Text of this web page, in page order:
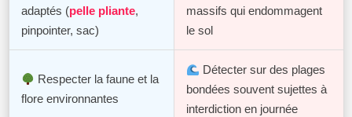
adaptés (pelle pliante,
pinpointer, sac)
massifs qui endommagent
le sol
Respecter la faune et la
flore environnantes
Détecter sur des plages
bondées souvent sujettes à
interdiction en journée